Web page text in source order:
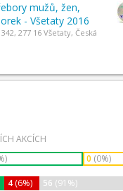
mužů, žen,
- Všetaty 2016
277 16 Všetaty, Česká
AKCÍCH
0 (0%)
4 (6%) 56 (91%)